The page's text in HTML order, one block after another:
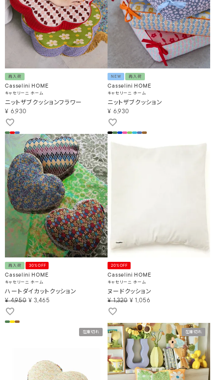
再入荷
Casselini HOME
キャセリーニ ホーム
ニットザブクッションフラワー
¥ 6,930
NEW 再入荷
Casselini HOME
キャセリーニ ホーム
ニットザブクッション
¥ 6,930
再入荷 30%OFF
Casselini HOME
キャセリーニ ホーム
ハートダイカットクッション
¥ 4,950 ¥ 3,465
20%OFF
Casselini HOME
キャセリーニ ホーム
ヌードクッション
¥ 1,320 ¥ 1,056
在庫切れ 在庫切れ